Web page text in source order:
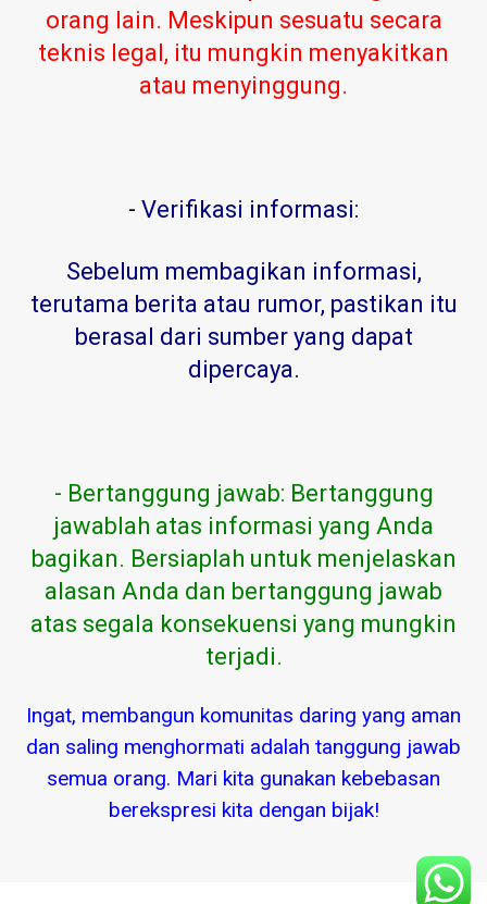
orang lain. Meskipun sesuatu secara
teknis legal, itu mungkin menyakitkan
atau menyinggung.
- Verifikasi informasi:
Sebelum membagikan informasi,
terutama berita atau rumor, pastikan itu
berasal dari sumber yang dapat
dipercaya.
- Bertanggung jawab: Bertanggung
jawablah atas informasi yang Anda
bagikan. Bersiaplah untuk menjelaskan
alasan Anda dan bertanggung jawab
atas segala konsekuensi yang mungkin
terjadi.
Ingat, membangun komunitas daring yang aman
dan saling menghormati adalah tanggung jawab
semua orang. Mari kita gunakan kebebasan
berekspresi kita dengan bijak!